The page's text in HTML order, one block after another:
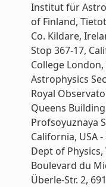
Institut für
of Finland,
Co. Kildare,
Stop 367-17,
College
Astrophysics
Royal
Queens
Profsoyuznaya
California, USA
Dept of Physics,
Boulevard du
Überle-Str. 2,